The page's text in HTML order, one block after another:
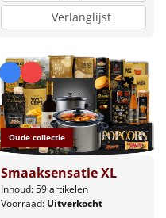
Verlanglijst
Oude collectie
Smaaksensatie XL
Inhoud: 59 artikelen
Voorraad: Uitverkocht